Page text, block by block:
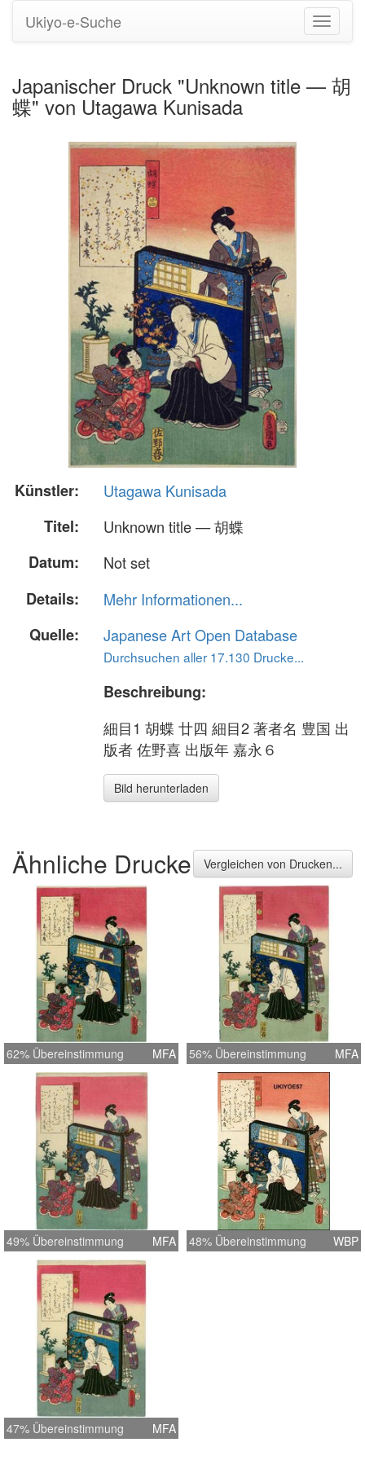
Ukiyo-e-Suche
Japanischer Druck "Unknown title — 胡
蝶" von Utagawa Kunisada
Künstler:
Utagawa Kunisada
Titel:
Unknown title — 胡蝶
Datum:
Not set
Details:
Mehr Informationen...
Quelle:
Japanese Art Open Database
Durchsuchen aller 17.130 Drucke...
Beschreibung:
細目1 胡蝶 廿四 細目2 著者名 豊国 出
版者 佐野喜 出版年 嘉永６
Bild herunterladen
Ähnliche Drucke Vergleichen von Drucken...
62% Übereinstimmung MFA 56% Übereinstimmung MFA
49% Übereinstimmung MFA 48% Übereinstimmung WBP
47% Übereinstimmung MFA